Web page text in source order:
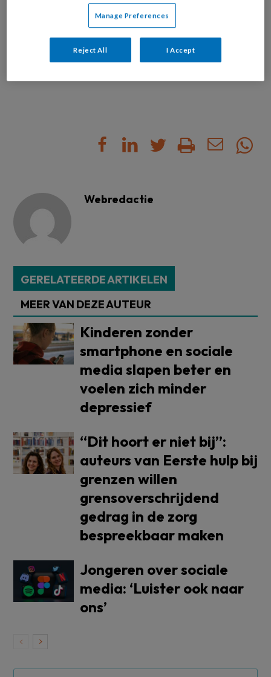
leven. Er vinden gesprekken plaats met docenten
en onderzoekers over de toekomst voor deze
jongeren. Is er nog hoop of is de schade al geleden?
Webredactie
GERELATEERDE ARTIKELEN
MEER VAN DEZE AUTEUR
Kinderen zonder
smartphone en sociale
media slapen beter en
voelen zich minder
depressief
“Dit hoort er niet bij”:
auteurs van Eerste hulp bij
grenzen willen
grensoverschrijdend
gedrag in de zorg
bespreekbaar maken
Jongeren over sociale
media: ‘Luister ook naar
ons’
Manage Preferences
Reject All I Accept